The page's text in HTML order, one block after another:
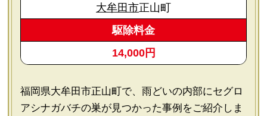
大牟田市正山町
駆除料金
14,000円
福岡県大牟田市正山町で、雨どいの内部にセグロ
アシナガバチの巣が見つかった事例をご紹介しま